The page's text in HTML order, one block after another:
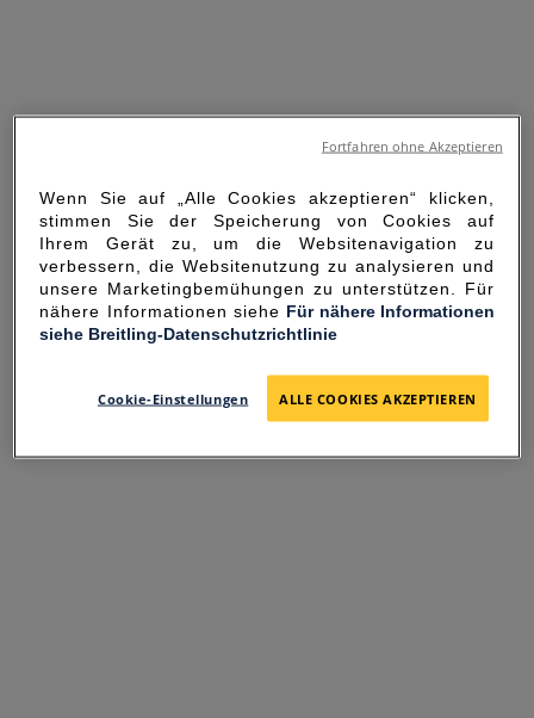
SORRY FOR THE
INCONVENIENCE
Wenn Sie auf „Alle Cookies akzeptieren“ klicken,
stimmen Sie der Speicherung von Cookies auf
Ihrem Gerät zu, um die Websitenavigation zu
verbessern, die Websitenutzung zu analysieren und
unsere Marketingbemühungen zu unterstützen. Für
nähere Informationen siehe Für nähere Informationen
siehe Breitling-Datenschutzrichtlinie
Cookie-Einstellungen ALLE COOKIES AKZEPTIEREN
Fortfahren ohne Akzeptieren